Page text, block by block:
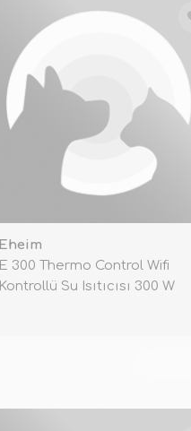
Eheim
E 300 Thermo Control Wifi
Kontrollü Su Isıtıcısı 300 W